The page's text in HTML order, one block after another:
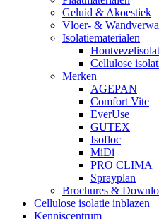
Geluid & Akoestiek
Vloer- &
Isolatiematerialen
Cellulose
Merken
AGEPAN
Comfort Vite
EverUse
GUTEX
Isofloc
MiDi
PRO CLIMA
Sprayplan
Brochures &
Cellulose isolatie inblazen
Kenniscentrum